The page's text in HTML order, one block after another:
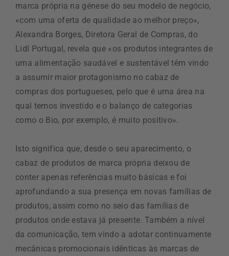
marca própria na génese do seu modelo de negócio,
«com uma oferta de qualidade ao melhor preço»,
Alexandra Borges, Diretora Geral de Compras, do
Lidl Portugal, revela que «os produtos integrantes de
uma alimentação saudável e sustentável têm vindo
a assumir maior protagonismo no cabaz de
compras dos portugueses, pelo que é uma área na
qual temos investido e o balanço de categorias
como o Bio, por exemplo, é muito positivo».
Isto significa que, desde o seu aparecimento, o
cabaz de produtos de marca própria deixou de
conter apenas referências muito básicas e foi
aprofundando a sua presença em novas famílias de
produtos, assim como no seio das famílias de
produtos onde estava já presente. Também a nível
da comunicação, tem vindo a adotar continuamente
mecânicas promocionais idênticas às marcas de